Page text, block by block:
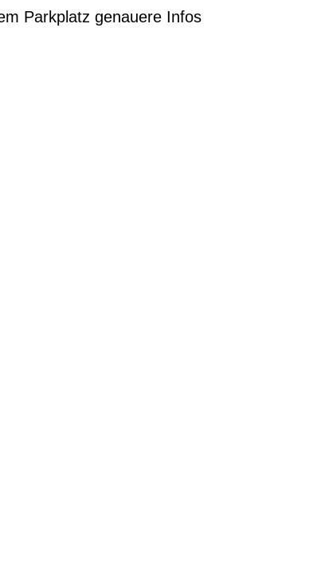
Parkplatz genauere Infos